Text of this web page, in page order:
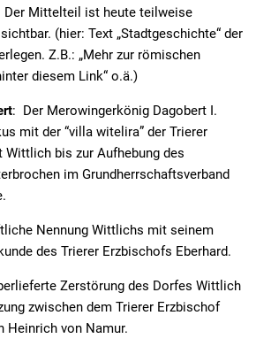
Der Mittelteil ist heute teilweise
(hier: Text „Stadtgeschichte“ der
Z.B.: „Mehr zur römischen
diesem Link“ o.ä.)
: Der Merowingerkönig Dagobert I.
mit der “villa witelira” der Trierer
Wittlich bis zur Aufhebung des
im Grundherrschaftsverband
Nennung Wittlichs mit seinem
des Trierer Erzbischofs Eberhard.
Zerstörung des Dorfes Wittlich
zwischen dem Trierer Erzbischof
Heinrich von Namur.